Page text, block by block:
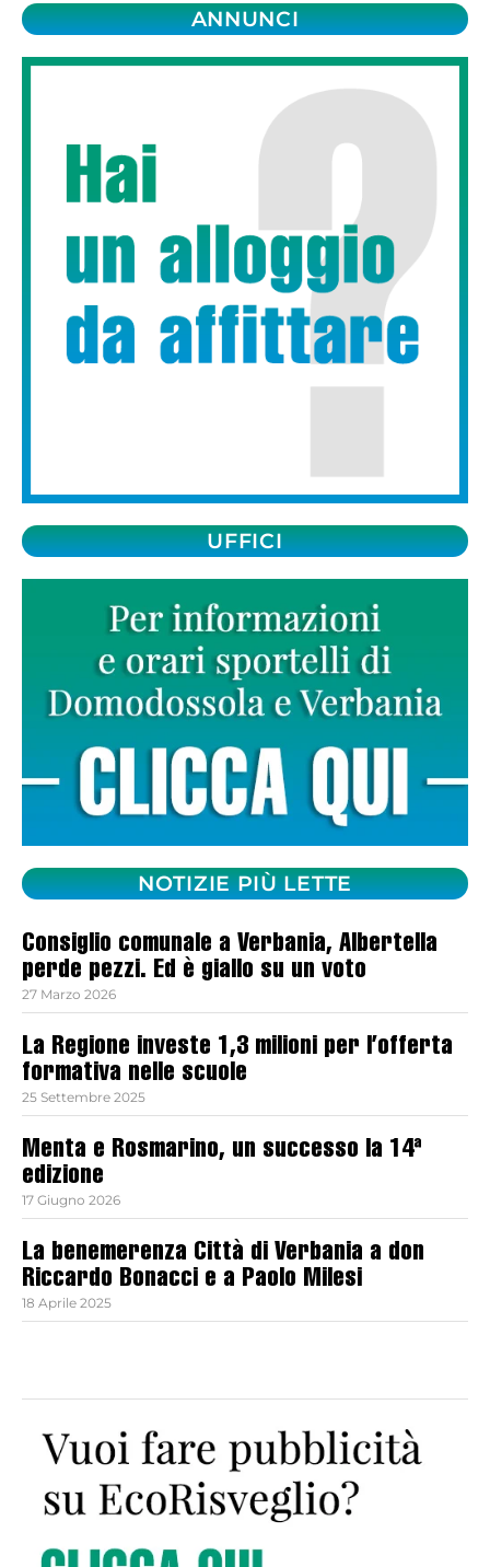
ANNUNCI
UFFICI
NOTIZIE PIÙ LETTE
Consiglio comunale a Verbania, Albertella
perde pezzi. Ed è giallo su un voto
27 Marzo 2026
La Regione investe 1,3 milioni per l’offerta
formativa nelle scuole
25 Settembre 2025
Menta e Rosmarino, un successo la 14ª
edizione
17 Giugno 2026
La benemerenza Città di Verbania a don
Riccardo Bonacci e a Paolo Milesi
18 Aprile 2025